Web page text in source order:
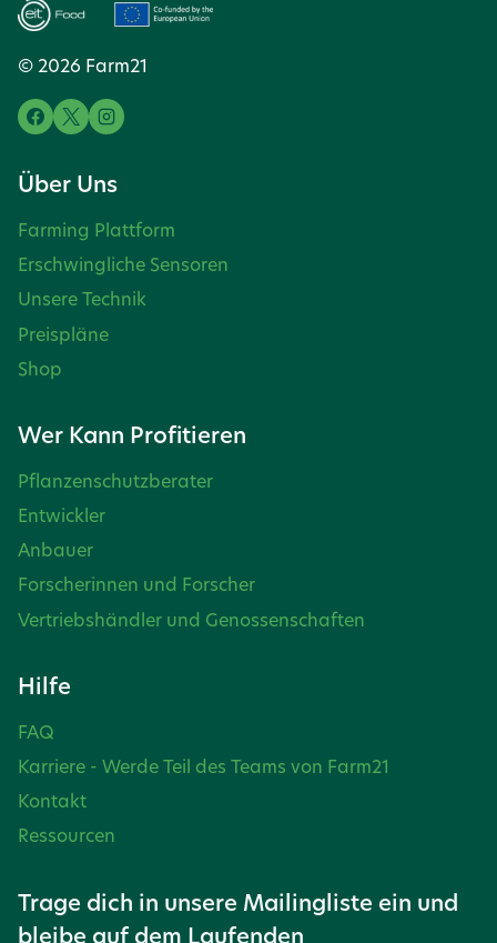
© 2026 Farm21
Über Uns
Farming Plattform
Erschwingliche Sensoren
Unsere Technik
Preispläne
Shop
Wer Kann Profitieren
Pflanzenschutzberater
Entwickler
Anbauer
Forscherinnen und Forscher
Vertriebshändler und Genossenschaften
Hilfe
FAQ
Karriere - Werde Teil des Teams von Farm21
Kontakt
Ressourcen
Trage dich in unsere Mailingliste ein und
bleibe auf dem Laufenden